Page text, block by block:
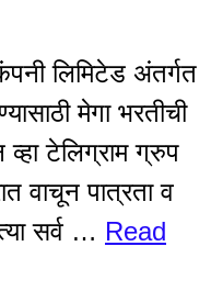
लिमिटेड अंतर्गत
मेगा भरतीची
टेलिग्राम ग्रुप
वाचून पात्रता व
सर्व … Read